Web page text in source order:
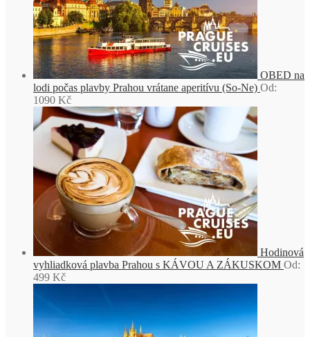
OBED na
lodi počas plavby Prahou vrátane aperitívu (So-Ne) Od:
1090 Kč
Hodinová
vyhliadková plavba Prahou s KÁVOU A ZÁKUSKOM Od:
499 Kč